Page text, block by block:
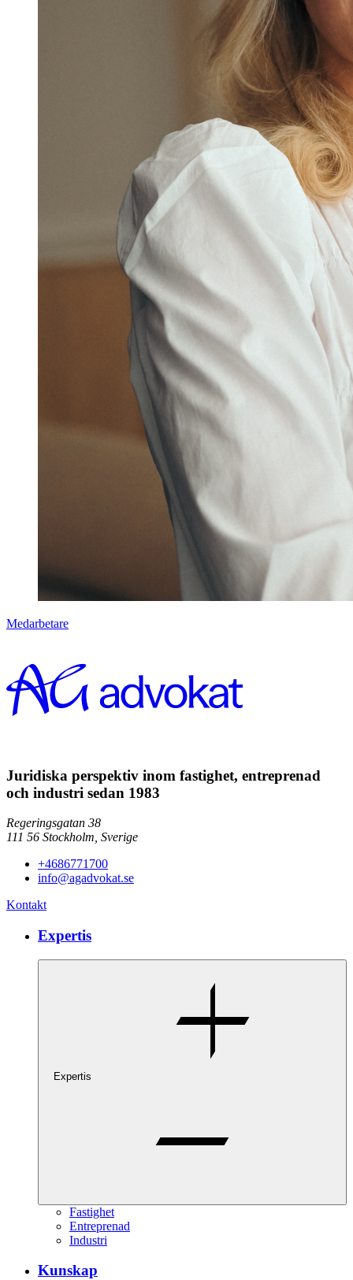
Medarbetare
Juridiska perspektiv inom fastighet, entreprenad
och industri sedan 1983
Regeringsgatan 38
111 56 Stockholm, Sverige
+4686771700
info@agadvokat.se
Kontakt
Expertis
Expertis
Fastighet
Entreprenad
Industri
Kunskap